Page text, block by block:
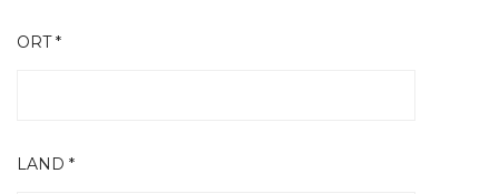
ORT *
LAND *